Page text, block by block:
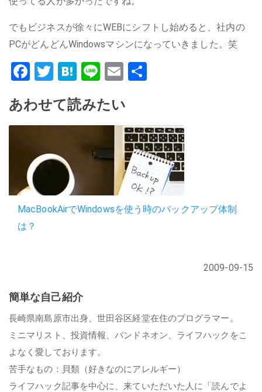
でもビジネスが徐々にWEBにシフトし始めると、社内の
PCがどんどんWindowsマシンになっていきました。笑
Facebook
Twitter
Hatena
LineEmail
あわせて読みたい
MacBookAirでWindowsを使う時のバックアップ体制
は？
2009-09-15
簡単な自己紹介
長崎県南島原市出身、世田谷区経堂在住のプログラマー。
ミニマリスト、投資情報、バンドネオン、ライフハックをこ
よなく愛しております。
苦手なもの：貝類（好きなのにアレルギー）
ライフハック記事を中心に、来ていただいた人に「読んでよ